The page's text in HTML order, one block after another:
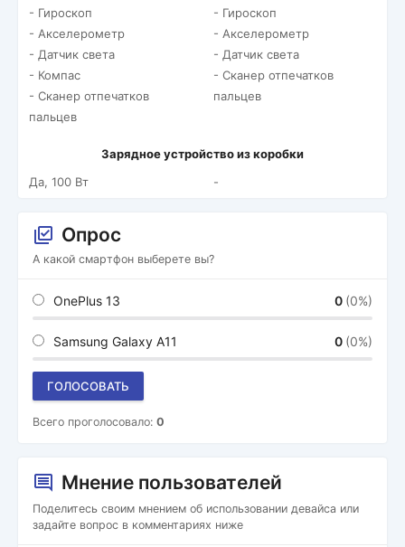
- Гироскоп
- Акселерометр
- Датчик света
- Компас
- Сканер отпечатков
пальцев
- Гироскоп
- Акселерометр
- Датчик света
- Сканер отпечатков
пальцев
Зарядное устройство из коробки
Да, 100 Вт
-
Опрос
А какой смартфон выберете вы?
OnePlus 13 0 (0%)
Samsung Galaxy A11 0 (0%)
ГОЛОСОВАТЬ
Всего проголосовало: 0
Мнение пользователей
Поделитесь своим мнением об использовании девайса или
задайте вопрос в комментариях ниже